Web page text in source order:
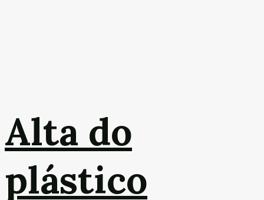
Alta do
plástico